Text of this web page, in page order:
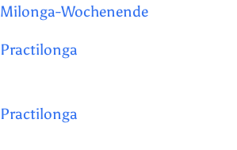
Milonga-Wochenende
Practilonga
Practilonga